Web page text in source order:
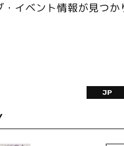
・イベント情報が見つか
JP